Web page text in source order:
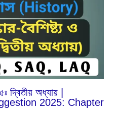
দ্বিতীয় অধ্যায় |
2025: Chapter